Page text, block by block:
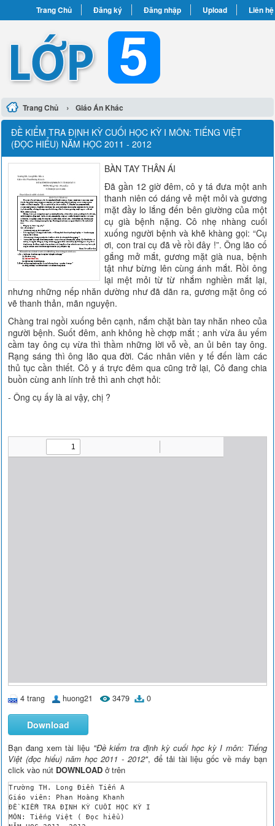
Trang Chủ Đăng ký Đăng nhập Upload Liên hệ
Trang Chủ › Giáo Án Khác
ĐỀ KIỂM TRA ĐỊNH KỲ CUỐI HỌC KỲ I MÔN: TIẾNG VIỆT
(ĐỌC HIỂU) NĂM HỌC 2011 - 2012
BÀN TAY THÂN ÁI
Đã gần 12 giờ đêm, cô y tá đưa một anh
thanh niên có dáng vẻ mệt mỏi và gương
mặt đầy lo lắng đến bên giường của một
cụ già bệnh nặng. Cô nhẹ nhàng cuối
xuống người bệnh và khẽ khàng gọi: “Cụ
ơi, con trai cụ đã về rồi đây !”. Ông lão cố
gắng mở mắt, gương mặt già nua, bệnh
tật như bừng lên cùng ánh mắt. Rồi ông
lại mệt mỏi từ từ nhắm nghiền mắt lại,
nhưng những nếp nhăn dường như đã dãn ra, gương mặt ông có
vẽ thanh thản, mãn nguyện.
Chàng trai ngồi xuống bên cạnh, nắm chặt bàn tay nhăn nheo của
người bệnh. Suốt đêm, anh không hề chợp mắt ; anh vừa âu yếm
cầm tay ông cụ vừa thì thầm những lời vỗ về, an ủi bên tay ông.
Rạng sáng thì ông lão qua đời. Các nhân viên y tế đến làm các
thủ tục cần thiết. Cô y á trực đêm qua cũng trở lại, Cô đang chia
buồn cùng anh lính trẻ thì anh chợt hỏi:
- Ông cụ ấy là ai vậy, chị ?
4 trang huong21 3479 0
Download
Bạn đang xem tài liệu "Đề kiểm tra định kỳ cuối học kỳ I môn: Tiếng
Việt (đọc hiểu) năm học 2011 - 2012", để tải tài liệu gốc về máy bạn
click vào nút DOWNLOAD ở trên
Trường TH. Long Điền Tiến A
Giáo viên: Phan Hoàng Khanh
ĐỀ KIỂM TRA ĐỊNH KỲ CUỐI HỌC KỲ I
MÔN: Tiếng Việt ( Đọc hiểu)